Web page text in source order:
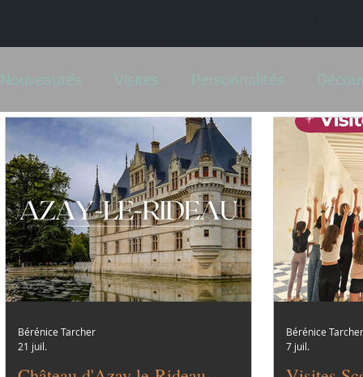
Nouveautés Visites Personnalités
Bérénice Tarcher
21 juil.
Bérénice Tarcher
7 juil.